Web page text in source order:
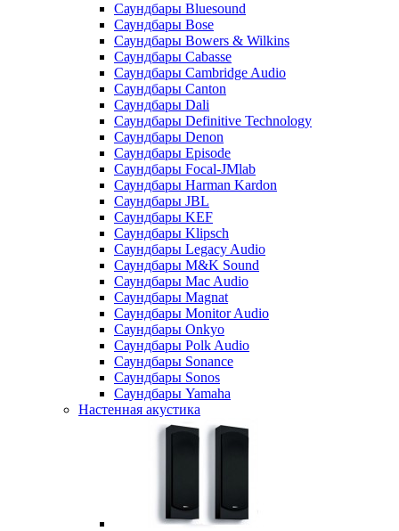
Саундбары Bluesound
Саундбары Bose
Саундбары Bowers & Wilkins
Саундбары Cabasse
Саундбары Cambridge Audio
Саундбары Canton
Саундбары Dali
Саундбары Definitive Technology
Саундбары Denon
Саундбары Episode
Саундбары Focal-JMlab
Саундбары Harman Kardon
Саундбары JBL
Саундбары KEF
Саундбары Klipsch
Саундбары Legacy Audio
Саундбары M&K Sound
Саундбары Mac Audio
Саундбары Magnat
Саундбары Monitor Audio
Саундбары Onkyo
Саундбары Polk Audio
Саундбары Sonance
Саундбары Sonos
Саундбары Yamaha
Настенная акустика